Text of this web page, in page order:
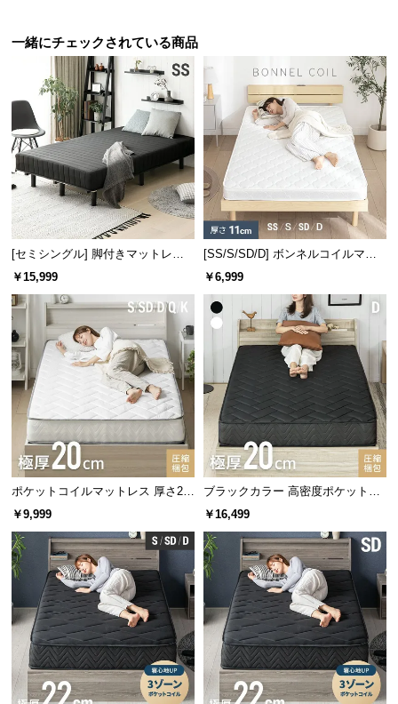
員
約
に
つ
い
て
お
客
様
サ
ポ
ー
ト
ブ
ロ
企
業
情
報
フィット感を高めるコイル数
従来品よりコイル数を増やすことで、より細やかに
身体を支えることが可能になりました。
コイル数 495個
コイル数の比較
コイルが少ない コイルが多い
✖ フィットしにくい
体に沿いにくく揺れが大きい
〇 フィットしやすい
体に細かく沿い寝姿勢が安定
一緒にチェックされている商品
[セミシングル] 脚付きマットレス
極厚20cm ボンネルコイル
￥15,999
[SS/S/SD/D] ボンネルコイルマッ
トレス 厚さ11cm
￥6,999
ポケットコイルマットレス 厚さ20
cm S/SD/D/Q/K
￥9,999
ブラックカラー 高密度ポケットコ
イルマットレス D
￥16,499